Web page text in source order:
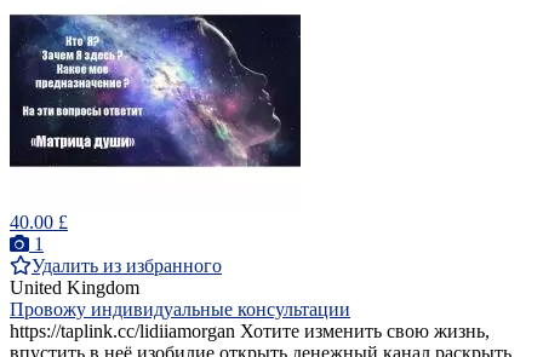
40.00 £
1
Удалить из избранного
United Kingdom
Провожу индивидуальные консультации
https://taplink.cc/lidiiamorgan Хотите изменить свою жизнь,
впустить в неё изобилие,открыть денежный канал,раскрыть